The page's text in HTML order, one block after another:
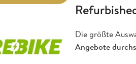
Die größte
Angebote